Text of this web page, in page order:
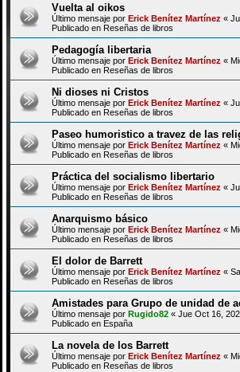
Vuelta al oikos
Último mensaje por Erick Benítez Martínez «
Publicado en Reseñas de libros
Pedagogía libertaria
Último mensaje por Erick Benítez Martínez «
Publicado en Reseñas de libros
Ni dioses ni Cristos
Último mensaje por Erick Benítez Martínez «
Publicado en Reseñas de libros
Paseo humoristico a travez de las
Último mensaje por Erick Benítez Martínez «
Publicado en Reseñas de libros
Práctica del socialismo libertario
Último mensaje por Erick Benítez Martínez «
Publicado en Reseñas de libros
Anarquismo básico
Último mensaje por Erick Benítez Martínez «
Publicado en Reseñas de libros
El dolor de Barrett
Último mensaje por Erick Benítez Martínez «
Publicado en Reseñas de libros
Amistades para Grupo de unidad de
Último mensaje por Rugido82 « Jue Oct 16,
Publicado en España
La novela de los Barrett
Último mensaje por Erick Benítez Martínez «
Publicado en Reseñas de libros